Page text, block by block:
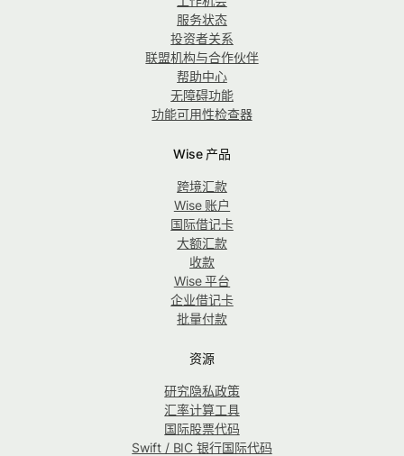
服务状态
投资者关系
联盟机构与合作伙伴
帮助中心
无障碍功能
功能可用性检查器
Wise 产品
跨境汇款
Wise 账户
国际借记卡
大额汇款
收款
Wise 平台
企业借记卡
批量付款
资源
研究隐私政策
汇率计算工具
国际股票代码
Swift / BIC 银行国际代码